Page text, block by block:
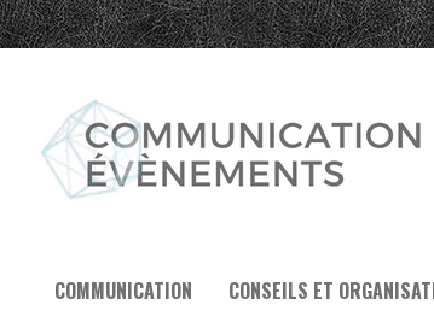
COMMUNICATION CONSEILS ET